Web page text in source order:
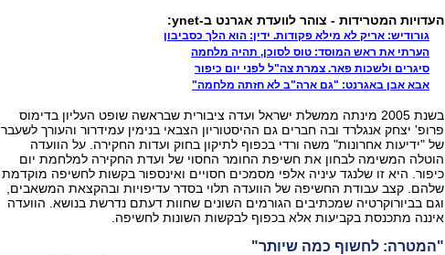
העדויות המטרידות - צוהר לוועדת אגרנט ב-ynet:
גורודיש: אריק לא מילא פקודות. ידין: הוא הלך כסביבון
הערתי את ראש המוסד: טוס לסוכן, תהיה מלחמה
סיגרים ולשכות פאר. צמרת צה"ל לפני יום כיפור
אבא אבן באגרנט: "גם ארה"ב לא חזתה מלחמה"
בשנת 2005 מינתה ממשלת ישראל ועדה ציבורית שבראשה שופט העליון בדימוס
פרופ' יצחק אנגלרד ובה חברים גם ההיסטוריון הצבאי בנימין עמידרור והעורך לשעבר
של "ידיעות אחרונות" משה ורדי בכפוף לתיקון בחוק ועדות החקירה. על הוועדה
הוטלה המשימה לבחון את חשיפת החומר החסוי של ועדת החקירה למלחמת יום
כיפור. היא זו שלנגד עיניה אלפי מסמכים חסויים ואינספור בקשות לחשיפה מוקדמת
שלהם. קצב עבודת החשיפה של הוועדה תלוי בסדר עדיפויות ובהקצאת המשאבים,
וגם בביורוקרטיה שמכתיבים הגורמים השונים שחוות דעתם נדרשת בנושא. הוועדה
איננה מתכנסת בקביעות אלא בכפוף לבקשות השונות לחשיפה.
"המטרה: לחשוף כמה שיותר"